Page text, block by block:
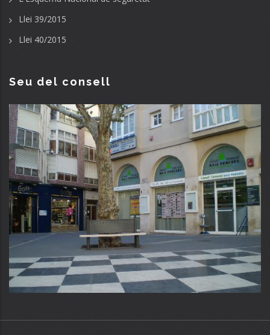
Llei 39/2015
Llei 40/2015
Seu del consell